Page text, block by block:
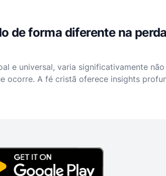
de forma diferente na
e universal, varia significativamente
ocorre. A fé cristã oferece insights